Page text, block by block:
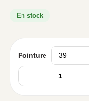
En stock
Pointure
quantité
de